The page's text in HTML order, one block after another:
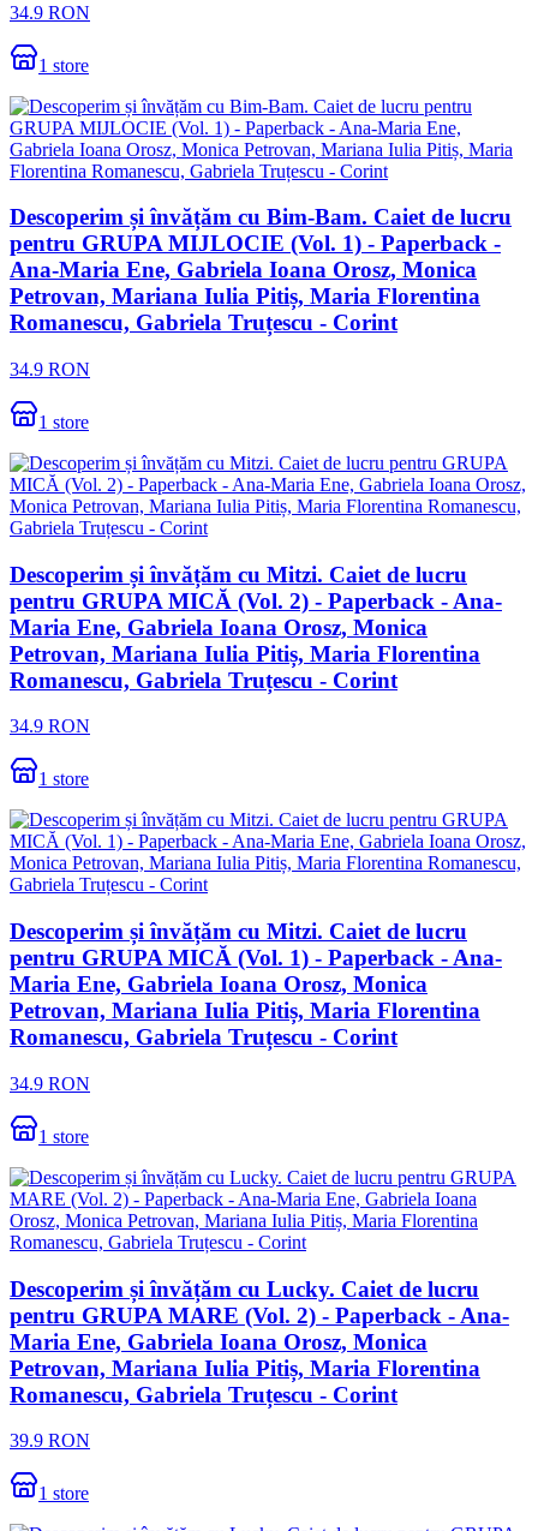
34.9 RON
1 store
Descoperim și învățăm cu Bim-Bam. Caiet de lucru
pentru GRUPA MIJLOCIE (Vol. 1) - Paperback -
Ana-Maria Ene, Gabriela Ioana Orosz, Monica
Petrovan, Mariana Iulia Pitiș, Maria Florentina
Romanescu, Gabriela Truțescu - Corint
34.9 RON
1 store
Descoperim și învățăm cu Mitzi. Caiet de lucru
pentru GRUPA MICĂ (Vol. 2) - Paperback - Ana-
Maria Ene, Gabriela Ioana Orosz, Monica
Petrovan, Mariana Iulia Pitiș, Maria Florentina
Romanescu, Gabriela Truțescu - Corint
34.9 RON
1 store
Descoperim și învățăm cu Mitzi. Caiet de lucru
pentru GRUPA MICĂ (Vol. 1) - Paperback - Ana-
Maria Ene, Gabriela Ioana Orosz, Monica
Petrovan, Mariana Iulia Pitiș, Maria Florentina
Romanescu, Gabriela Truțescu - Corint
34.9 RON
1 store
Descoperim și învățăm cu Lucky. Caiet de lucru
pentru GRUPA MARE (Vol. 2) - Paperback - Ana-
Maria Ene, Gabriela Ioana Orosz, Monica
Petrovan, Mariana Iulia Pitiș, Maria Florentina
Romanescu, Gabriela Truțescu - Corint
39.9 RON
1 store